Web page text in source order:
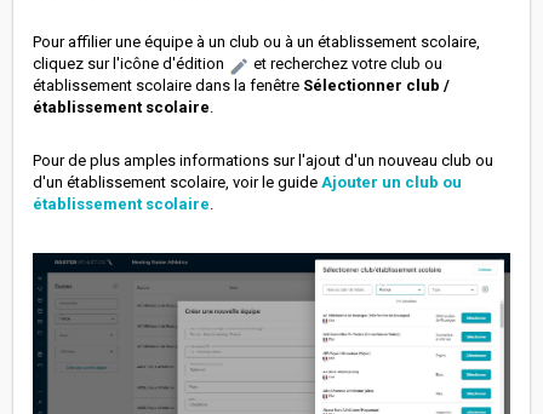
Pour affilier une équipe à un club ou à un établissement scolaire,
cliquez sur l'icône d'édition
et recherchez votre club ou
établissement scolaire dans la fenêtre Sélectionner club /
établissement scolaire.
Pour de plus amples informations sur l'ajout d'un nouveau club ou
d'un établissement scolaire, voir le guide Ajouter un club ou
établissement scolaire.